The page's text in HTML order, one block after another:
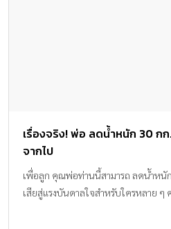
เรื่องจริง! พ่อ ลดน้ำหนัก 30 ก
จากไป
เพื่อลูก คุณพ่อท่านนี้สามารถ ลดน้ำหนัก
เสียสู่แรงบันดาลใจสำหรับใครหลาย ๆ